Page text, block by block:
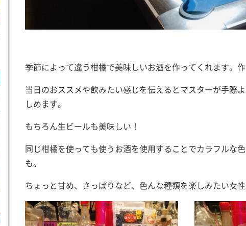
季節によって違う柑橘で美味しいお酒を作ってくれます。
当日のおススメや飲みたい感じを伝えるとマスターが手際
しめます。
もちろん生ビールも美味しい！
同じ柑橘を使っても使うお酒を使用することでカラフルな
も。
ちょっと甘め、さっぱりなど、色んな種類を楽しみたい女